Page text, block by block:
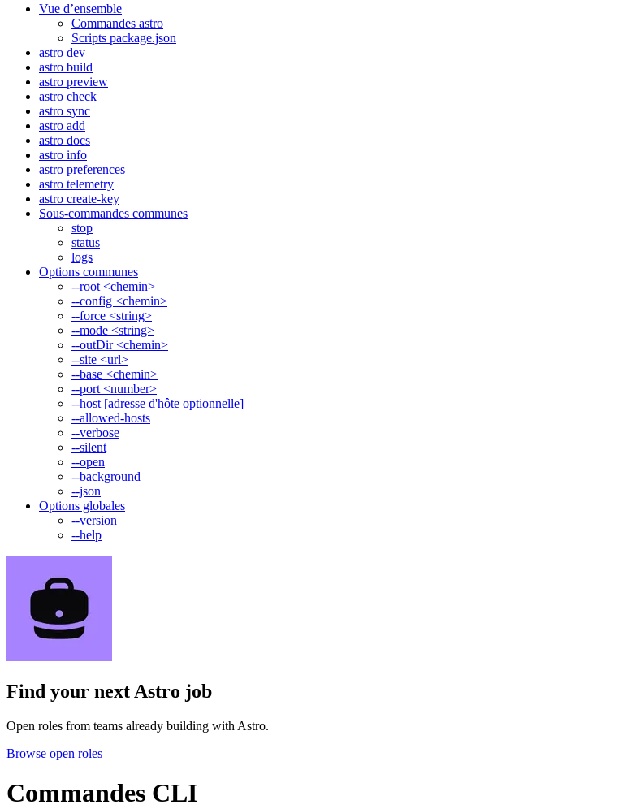
Vue d’ensemble
Commandes astro
Scripts package.json
astro dev
astro build
astro preview
astro check
astro sync
astro add
astro docs
astro info
astro preferences
astro telemetry
astro create-key
Sous-commandes communes
stop
status
logs
Options communes
--root <chemin>
--config <chemin>
--force <string>
--mode <string>
--outDir <chemin>
--site <url>
--base <chemin>
--port <number>
--host [adresse d'hôte optionnelle]
--allowed-hosts
--verbose
--silent
--open
--background
--json
Options globales
--version
--help
Find your next Astro job
Open roles from teams already building with Astro.
Browse open roles
Commandes CLI